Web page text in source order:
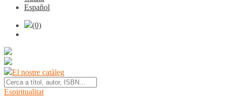
Español
(0)
El nostre catàleg
Espiritualitat